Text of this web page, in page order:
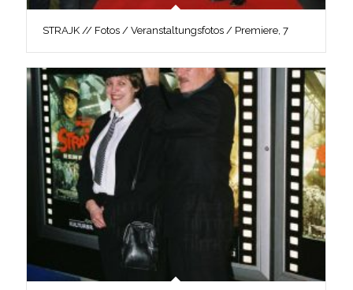
STRAJK // Fotos / Veranstaltungsfotos / Premiere, 7